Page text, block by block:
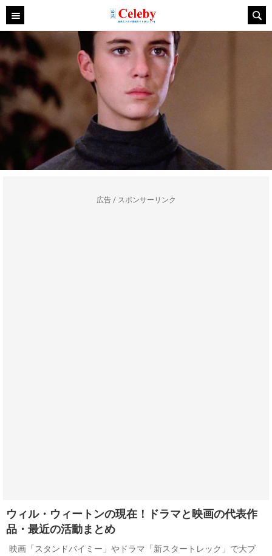
広告 / スポンサーリンク
ウィル・ウィートンの現在！ドラマと映画の代表作
品・最近の活動まとめ
映画「スタンドバイミー」やドラマ「新スタートレック」で大ブ